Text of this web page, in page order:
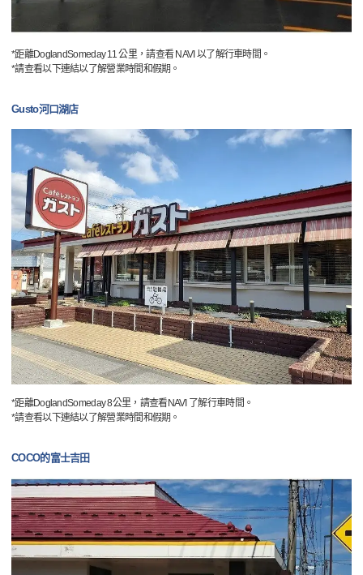
*距離DoglandSomeday 11 公里，請查看 NAVI 以了解行車時間。
*請查看以下連結以了解營業時間和假期。
Gusto河口湖店
*距離DoglandSomeday 8公里，請查看NAVI 了解行車時間。
*請查看以下連結以了解營業時間和假期。
COCO的富士吉田